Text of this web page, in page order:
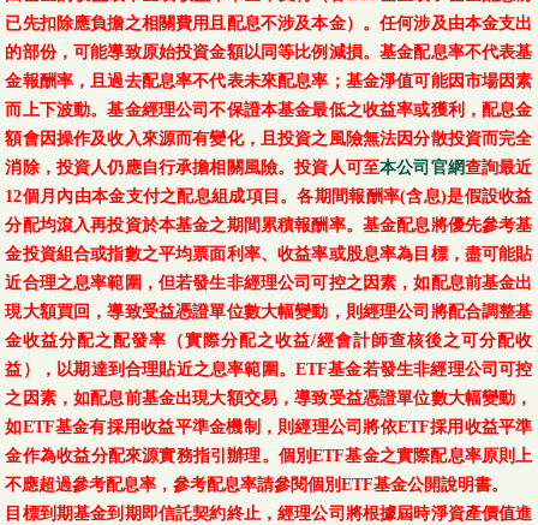
已先扣除應負擔之相關費用且配息不涉及本金）。任何涉及由本金支出
的部份，可能導致原始投資金額以同等比例減損。基金配息率不代表基
金報酬率，且過去配息率不代表未來配息率；基金淨值可能因市場因素
而上下波動。基金經理公司不保證本基金最低之收益率或獲利，配息金
額會因操作及收入來源而有變化，且投資之風險無法因分散投資而完全
消除，投資人仍應自行承擔相關風險。投資人可至本公司官網查詢最近
12個月內由本金支付之配息組成項目。各期間報酬率(含息)是假設收益
分配均滾入再投資於本基金之期間累積報酬率。基金配息將優先參考基
金投資組合或指數之平均票面利率、收益率或股息率為目標，盡可能貼
近合理之息率範圍，但若發生非經理公司可控之因素，如配息前基金出
現大額買回，導致受益憑證單位數大幅變動，則經理公司將配合調整基
金收益分配之配發率（實際分配之收益/經會計師查核後之可分配收
益），以期達到合理貼近之息率範圍。ETF基金若發生非經理公司可控
之因素，如配息前基金出現大額交易，導致受益憑證單位數大幅變動，
如ETF基金有採用收益平準金機制，則經理公司將依ETF採用收益平準
金作為收益分配來源實務指引辦理。個別ETF基金之實際配息率原則上
不應超過參考配息率，參考配息率請參閱個別ETF基金公開說明書。
目標到期基金到期即信託契約終止，經理公司將根據屆時淨資產價值進